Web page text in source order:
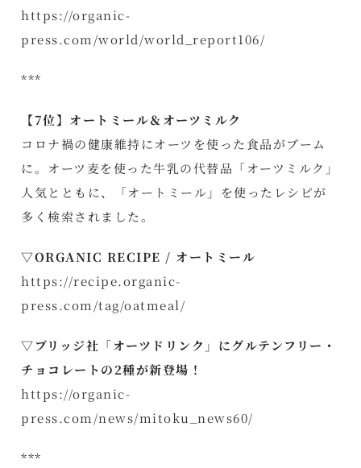
https://organic-
press.com/world/world_report106/
***
【7位】オートミール＆オーツミルク
コロナ禍の健康維持にオーツを使った食品がブーム
に。オーツ麦を使った牛乳の代替品「オーツミルク」
人気とともに、「オートミール」を使ったレシピが
多く検索されました。
▽ORGANIC RECIPE / オートミール
https://recipe.organic-
press.com/tag/oatmeal/
▽ブリッジ社「オーツドリンク」にグルテンフリー・
チョコレートの2種が新登場！
https://organic-
press.com/news/mitoku_news60/
***